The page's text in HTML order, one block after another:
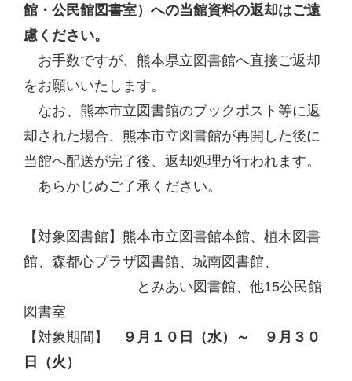
館・公民館図書室）への当館資料の返却はご遠
慮ください。
お手数ですが、熊本県立図書館へ直接ご返却
をお願いいたします。
なお、熊本市立図書館のブックポスト等に返
却された場合、熊本市立図書館が再開した後に
当館へ配送が完了後、返却処理が行われます。
あらかじめご了承ください。
【対象図書館】熊本市立図書館本館、植木図書
館、森都心プラザ図書館、城南図書館、
とみあい図書館、他15公民館
図書室
【対象期間】
９月１０日（水）～ ９月３０
日（火）